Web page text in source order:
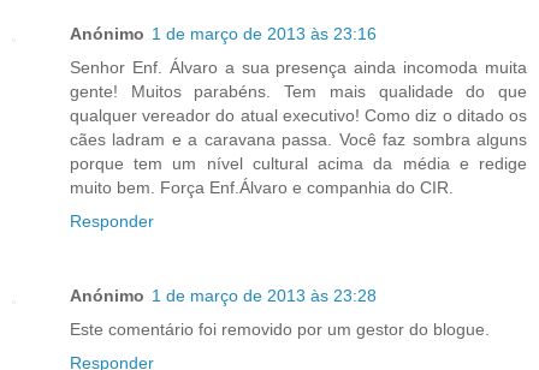
Anónimo 1 de março de 2013 às 23:16
Senhor Enf. Álvaro a sua presença ainda incomoda muita
gente! Muitos parabéns. Tem mais qualidade do que
qualquer vereador do atual executivo! Como diz o ditado os
cães ladram e a caravana passa. Você faz sombra alguns
porque tem um nível cultural acima da média e redige
muito bem. Força Enf.Álvaro e companhia do CIR.
Responder
Anónimo 1 de março de 2013 às 23:28
Este comentário foi removido por um gestor do blogue.
Responder